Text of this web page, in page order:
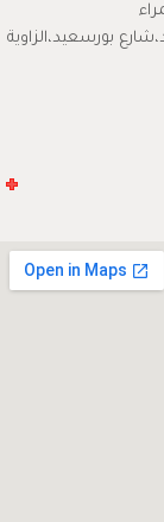
بورسعيد،الزاوية